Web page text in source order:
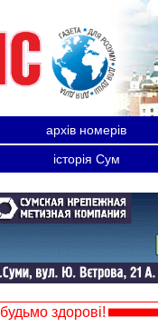
архів номерів
історія Сум
будьмо здорові!